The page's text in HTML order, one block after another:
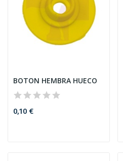
BOTON HEMBRA HUECO
0,10 €